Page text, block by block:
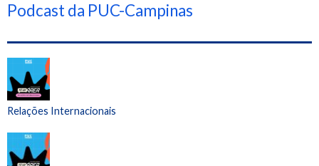
Podcast da PUC-Campinas
Relações Internacionais